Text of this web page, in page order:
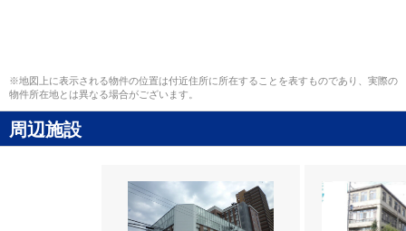
※地図上に表示される物件の位置は付近住所に所在することを表すものであり、実際の
物件所在地とは異なる場合がございます。
周辺施設